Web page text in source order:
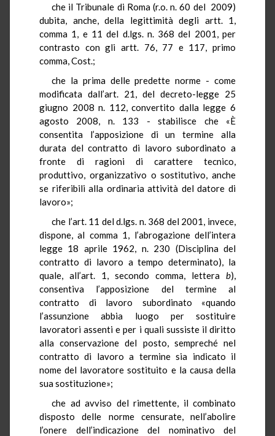
che il Tribunale di Roma (r.o. n. 60 del 2009)
dubita, anche, della legittimità degli artt. 1,
comma 1, e 11 del d.lgs. n. 368 del 2001, per
contrasto con gli artt. 76, 77 e 117, primo
comma, Cost.;
che la prima delle predette norme - come
modificata dall’art. 21, del decreto-legge 25
giugno 2008 n. 112, convertito dalla legge 6
agosto 2008, n. 133 - stabilisce che «È
consentita l’apposizione di un termine alla
durata del contratto di lavoro subordinato a
fronte di ragioni di carattere tecnico,
produttivo, organizzativo o sostitutivo, anche
se riferibili alla ordinaria attività del datore di
lavoro»;
che l’art. 11 del d.lgs. n. 368 del 2001, invece,
dispone, al comma 1, l’abrogazione dell’intera
legge 18 aprile 1962, n. 230 (Disciplina del
contratto di lavoro a tempo determinato), la
quale, all’art. 1, secondo comma, lettera b),
consentiva l’apposizione del termine al
contratto di lavoro subordinato «quando
l’assunzione abbia luogo per sostituire
lavoratori assenti e per i quali sussiste il diritto
alla conservazione del posto, sempreché nel
contratto di lavoro a termine sia indicato il
nome del lavoratore sostituito e la causa della
sua sostituzione»;
che ad avviso del rimettente, il combinato
disposto delle norme censurate, nell’abolire
l’onere dell’indicazione del nominativo del